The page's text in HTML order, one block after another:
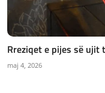
Rreziqet e pijes së ujit
maj 4, 2026